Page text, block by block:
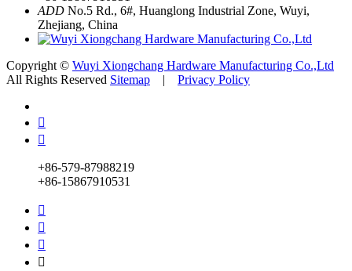
ADD No.5 Rd., 6#, Huanglong Industrial Zone, Wuyi,
Zhejiang, China
Copyright © Wuyi Xiongchang Hardware Manufacturing Co.,Ltd
All Rights Reserved Sitemap | Privacy Policy


+86-579-87988219
+86-15867910531



